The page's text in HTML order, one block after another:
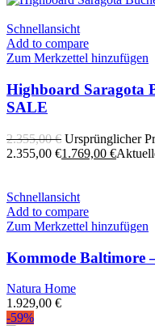
Schnellansicht
Add to compare
Zum Merkzettel hinzufügen
Highboard Saragota
SALE
2.355,00€ Ursprünglicher
2.355,00 €1.769,00 €
Schnellansicht
Add to compare
Zum Merkzettel hinzufügen
Kommode Baltimore
Natura Home
1.929,00 €
-59%